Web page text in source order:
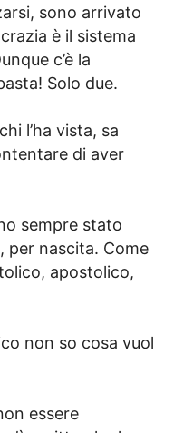
sono arrivato
è il sistema
c’è la
Solo due.
l’ha vista, sa
di aver
sempre stato
per nascita. Come
apostolico,
non so cosa vuol
essere